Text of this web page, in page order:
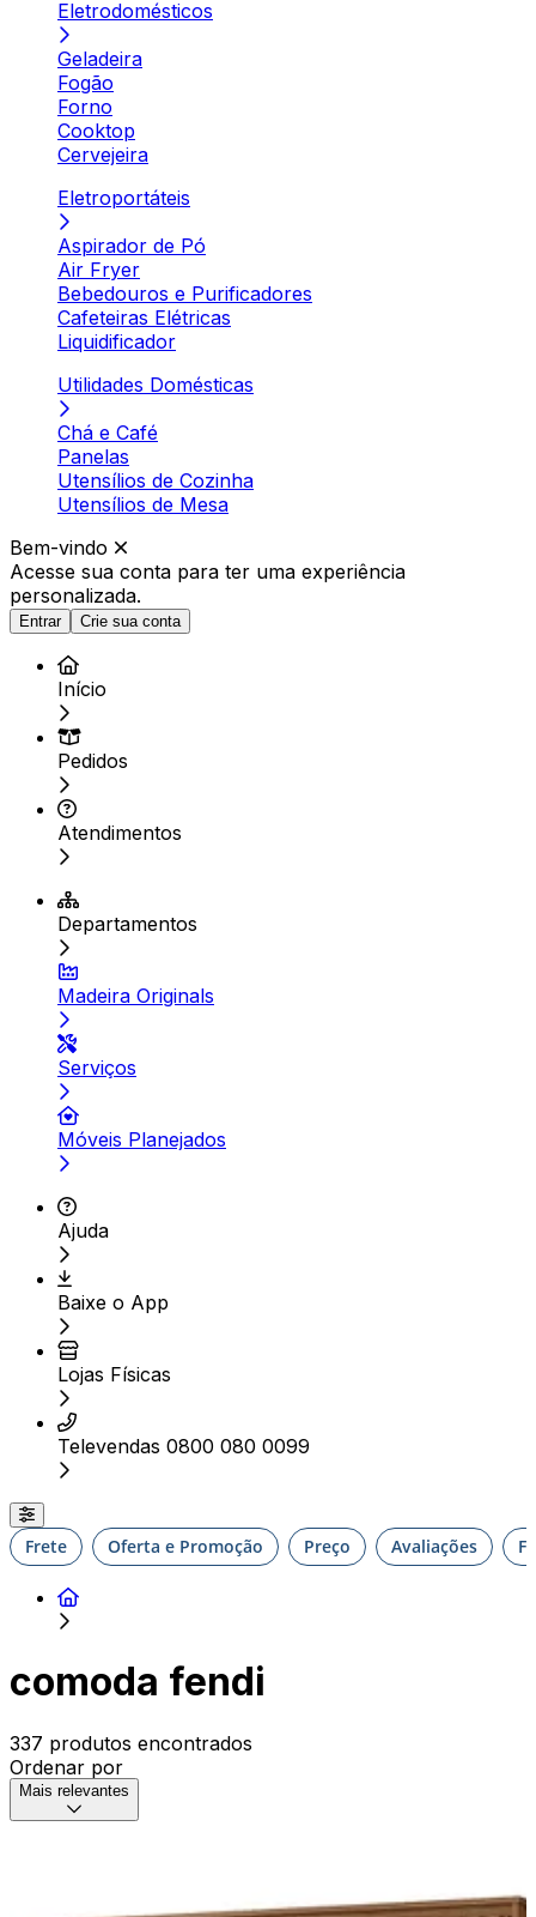
Eletrodomésticos
Geladeira
Fogão
Forno
Cooktop
Cervejeira
Eletroportáteis
Aspirador de Pó
Air Fryer
Bebedouros e Purificadores
Cafeteiras Elétricas
Liquidificador
Utilidades Domésticas
Chá e Café
Panelas
Utensílios de Cozinha
Utensílios de Mesa
Bem-vindo
Acesse sua conta para ter uma experiência
personalizada.
Entrar Crie sua conta
Início
Pedidos
Atendimentos
Departamentos
Madeira Originals
Serviços
Móveis Planejados
Ajuda
Baixe o App
Lojas Físicas
Televendas 0800 080 0099
Frete Oferta e Promoção Preço Avaliações
comoda fendi
337 produtos encontrados
Ordenar por
Mais relevantes